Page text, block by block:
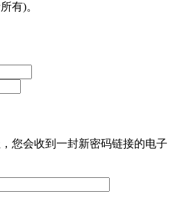
有)。
您会收到一封新密码链接的电子